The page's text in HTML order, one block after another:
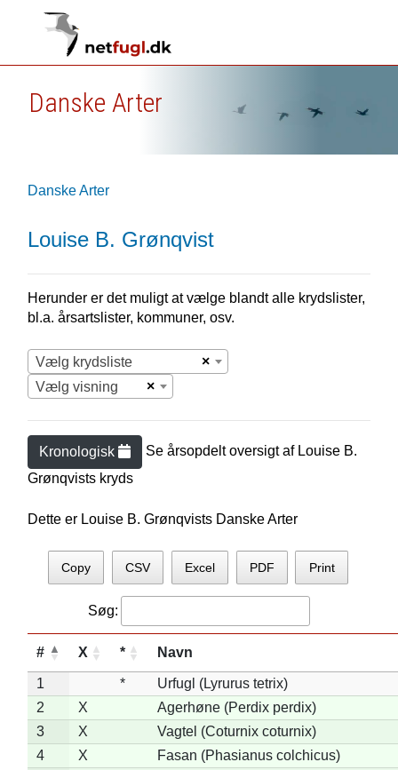
Danske Arter
Danske Arter
Louise B. Grønqvist
Herunder er det muligt at vælge blandt alle krydslister,
bl.a. årsartslister, kommuner, osv.
×
Vælg krydsliste
×
Vælg visning
Kronologisk Se årsopdelt oversigt af Louise B.
Grønqvists kryds
Dette er Louise B. Grønqvists Danske Arter
Copy CSV Excel PDF Print
Søg:
# X * Navn
1 *
Urfugl (Lyrurus tetrix)
2
X
Agerhøne (Perdix perdix)
3
X
Vagtel (Coturnix coturnix)
4
X
Fasan (Phasianus colchicus)